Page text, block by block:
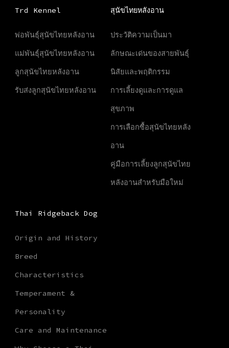
Trd Kennel
พ่อพันธุ์สุนัขไทยหลังอาน
แม่พันธุ์สุนัขไทยหลังอาน
ลูกสุนัขไทยหลังอาน
รับส่งลูกสุนัขไทยหลังอาน
สุนัขไทยหลังอาน
ประวัติความเป็นมา
ลักษณะเด่นของสายพันธุ์
นิสัยและพฤติกรรม
การเลี้ยงดูและการดูแล
สุขภาพ
การเลือกซื้อสุนัขไทยหลัง
อาน
คู่มือการเลี้ยงลูกสุนัขไทย
หลังอานสำหรับมือใหม่
Thai Ridgeback Dog
Origin and History
Breed
Characteristics
Temperament &
Personality
Care and Maintenance